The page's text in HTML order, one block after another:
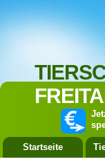
Startseite